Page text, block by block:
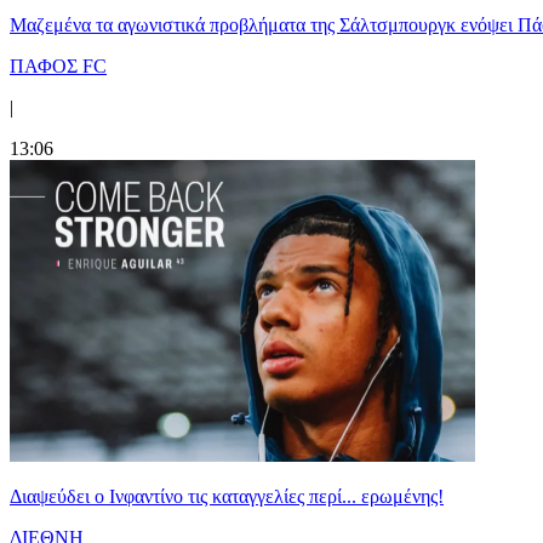
Μαζεμένα τα αγωνιστικά προβλήματα της Σάλτσμπουργκ ενόψει
ΠΑΦΟΣ FC
|
13:06
Διαψεύδει ο Ινφαντίνο τις καταγγελίες περί... ερωμένης!
ΔΙΕΘΝΗ